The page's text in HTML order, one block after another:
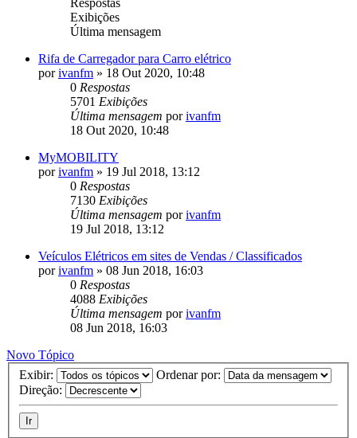
Exibições
Última mensagem
Rifa de Carregador para Carro elétrico
porivanfm » 18 Out 2020, 10:48
0 Respostas
5701 Exibições
Última mensagem porivanfm
18 Out 2020, 10:48
MyMOBILITY
porivanfm » 19 Jul 2018, 13:12
0 Respostas
7130 Exibições
Última mensagem porivanfm
19 Jul 2018, 13:12
Veículos Elétricos em sites de Vendas / Classificados
porivanfm » 08 Jun 2018, 16:03
0 Respostas
4088 Exibições
Última mensagem porivanfm
08 Jun 2018, 16:03
Novo Tópico
Exibir:
Ordenar por:
Direção: